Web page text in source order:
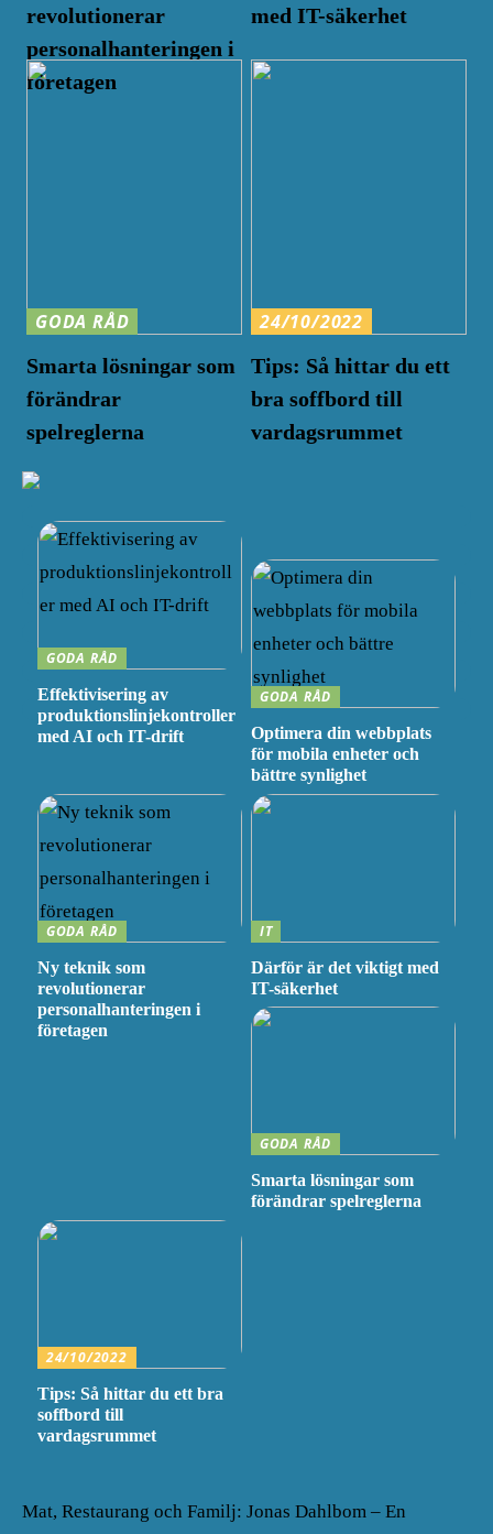
revolutionerar
personalhanteringen i
företagen
med IT-säkerhet
GODA RÅD
Smarta lösningar som
förändrar
spelreglerna
24/10/2022
Tips: Så hittar du ett
bra soffbord till
vardagsrummet
GODA RÅD
Effektivisering av
produktionslinjekontroller
med AI och IT-drift
GODA RÅD
Optimera din webbplats
för mobila enheter och
bättre synlighet
GODA RÅD
Ny teknik som
revolutionerar
personalhanteringen i
företagen
IT
Därför är det viktigt med
IT-säkerhet
GODA RÅD
Smarta lösningar som
förändrar spelreglerna
24/10/2022
Tips: Så hittar du ett bra
soffbord till
vardagsrummet
Mat, Restaurang och Familj: Jonas Dahlbom – En